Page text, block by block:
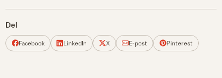
Del
Facebook LinkedIn X E-post Pinterest